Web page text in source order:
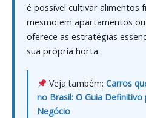
é possível cultivar alimentos
mesmo em apartamentos
oferece as estratégias
sua própria horta.
Veja também: Carros
no Brasil: O Guia
Negócio